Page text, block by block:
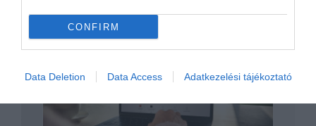
CONFIRM
Data Deletion Data Access Adatkezelési tájékoztató
Porsche 911…